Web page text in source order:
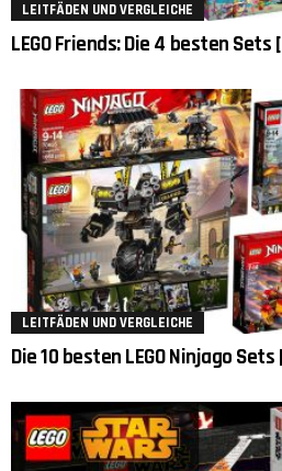
LEITFÄDEN UND VERGLEICHE
LEGO Friends: Die 4 besten
LEITFÄDEN UND VERGLEICHE
Die 10 besten LEGO Ninjago